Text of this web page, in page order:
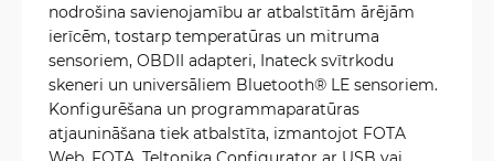
nodrošina savienojamību ar atbalstītām ārējām
ierīcēm, tostarp temperatūras un mitruma
sensoriem, OBDII adapteri, Inateck svītrkodu
skeneri un universāliem Bluetooth® LE sensoriem.
Konfigurēšana un programmaparatūras
atjaunināšana tiek atbalstīta, izmantojot FOTA